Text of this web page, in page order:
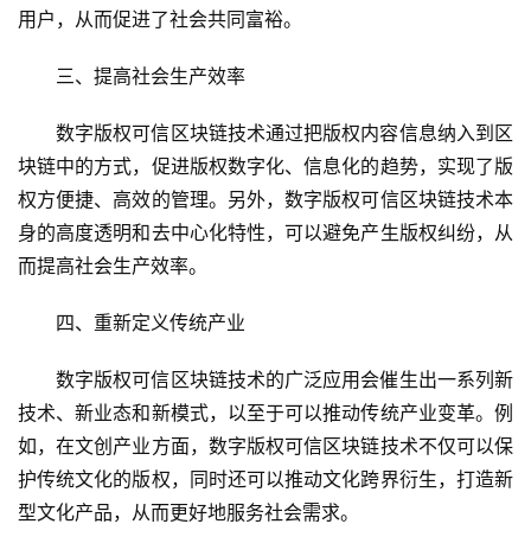
用户，从而促进了社会共同富裕。
三、提高社会生产效率
数字版权可信区块链技术通过把版权内容信息纳入到区
块链中的方式，促进版权数字化、信息化的趋势，实现了版
权方便捷、高效的管理。另外，数字版权可信区块链技术本
身的高度透明和去中心化特性，可以避免产生版权纠纷，从
而提高社会生产效率。
四、重新定义传统产业
数字版权可信区块链技术的广泛应用会催生出一系列新
技术、新业态和新模式，以至于可以推动传统产业变革。例
如，在文创产业方面，数字版权可信区块链技术不仅可以保
护传统文化的版权，同时还可以推动文化跨界衍生，打造新
型文化产品，从而更好地服务社会需求。